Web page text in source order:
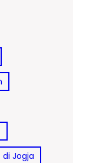
Jogja